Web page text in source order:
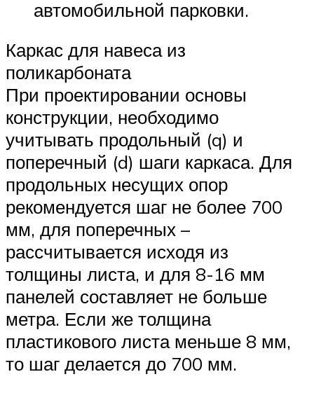
автомобильной парковки.
Каркас для навеса из
поликарбоната
При проектировании основы
конструкции, необходимо
учитывать продольный (q) и
поперечный (d) шаги каркаса. Для
продольных несущих опор
рекомендуется шаг не более 700
мм, для поперечных –
рассчитывается исходя из
толщины листа, и для 8-16 мм
панелей составляет не больше
метра. Если же толщина
пластикового листа меньше 8 мм,
то шаг делается до 700 мм.